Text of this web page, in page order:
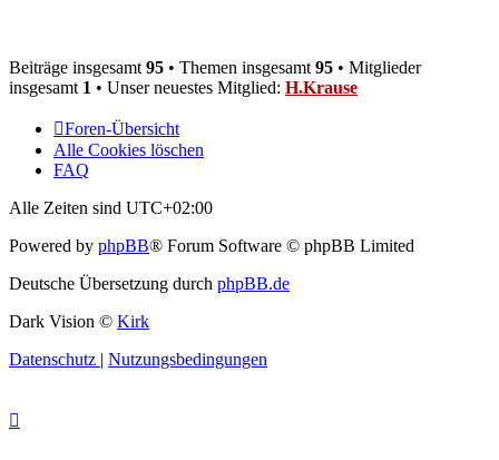
Beiträge insgesamt 95 • Themen insgesamt 95 • Mitglieder
insgesamt 1 • Unser neuestes Mitglied: H.Krause
Foren-Übersicht
Alle Cookies löschen
FAQ
Alle Zeiten sind UTC+02:00
Powered by phpBB® Forum Software © phpBB Limited
Deutsche Übersetzung durch phpBB.de
Dark Vision © Kirk
Datenschutz | Nutzungsbedingungen